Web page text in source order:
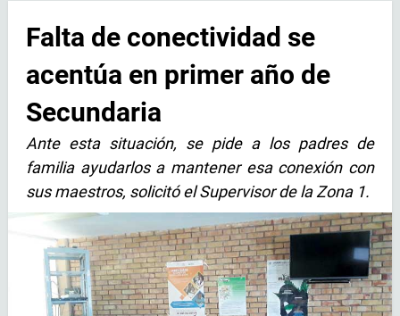
Falta de conectividad se
acentúa en primer año de
Secundaria
Ante esta situación, se pide a los padres de
familia ayudarlos a mantener esa conexión con
sus maestros, solicitó el Supervisor de la Zona 1.